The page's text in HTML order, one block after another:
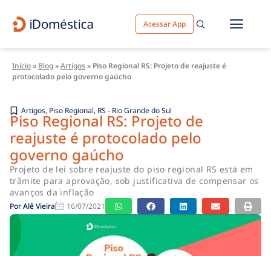
Acessar App
Início» Blog»Artigos» Piso Regional RS: Projeto de reajuste é
protocolado pelo governo gaúcho
Artigos, Piso Regional, RS - Rio Grande do Sul
Piso Regional RS: Projeto de
reajuste é protocolado pelo
governo gaúcho
Projeto de lei sobre reajuste do piso regional RS está em
trâmite para aprovação, sob justificativa de compensar os
avanços da inflação
PorAlê Vieira 16/07/2021